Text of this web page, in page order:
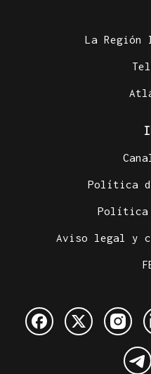
La Región
Política
Política
Aviso legal y